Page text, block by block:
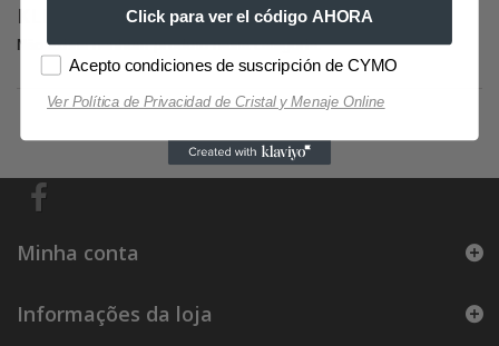
KLIMT
Não existe nenhum produto nesta categoria.
Minha conta
Informações da loja
Click para ver el código AHORA
Acepto condiciones de suscripción de CYMO
Ver Política de Privacidad de Cristal y Menaje Online